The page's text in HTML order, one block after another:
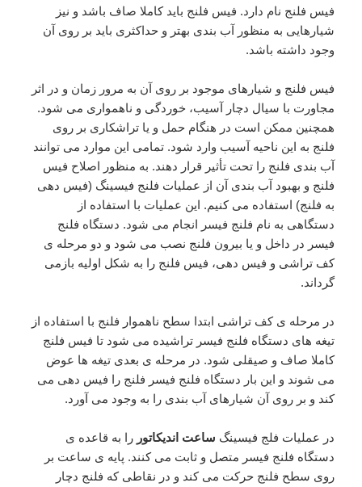
فیس فلنج نام دارد. فیس فلنج باید کاملا صاف باشد و نیز
شیارهایی به منظور آب بندی بهتر و حداکثری باید بر روی آن
وجود داشته باشد.
فیس فلنج و شیارهای موجود بر روی آن به مرور زمان و در اثر
مجاورت با سیال دچار آسیب، خوردگی و ناهمواری می شود.
همچنین ممکن است در هنگام حمل و یا تراشکاری بر روی
فلنج به این ناحیه آسیب وارد شود. تمامی این موارد می توانند
آب بندی فلنج را تحت تأثیر قرار دهند. به منظور اصلاح فیس
فلنج و بهبود آب بندی آن از عملیات فلنج فیسینگ (فیس دهی
به فلنج) استفاده می کنیم. این عملیات با استفاده از
دستگاهی به نام فلنج فیسر انجام می شود. دستگاه فلنج
فیسر در داخل و یا بیرون فلنج نصب می شود و دو مرحله ی
کف تراشی و فیس دهی، فیس فلنج را به شکل اولیه بازمی
گرداند.
در مرحله ی کف تراشی ابتدا سطح ناهموار فلنج با استفاده از
تیغه های دستگاه فلنج فیسر تراشیده می شود تا فیس فلنج
کاملا صاف و صیقلی شود. در مرحله ی بعدی تیغه ها عوض
می شوند و این بار دستگاه فلنج فیسر فلنج را فیس دهی می
کند و بر روی آن شیارهای آب بندی را به وجود می آورد.
در عملیات فلج فیسینگ ساعت اندیکاتور را به قاعده ی
دستگاه فلنج فیسر متصل و ثابت می کنند. پایه ی ساعت بر
روی سطح فلنج حرکت می کند و در نقاطی که فلنج دچار